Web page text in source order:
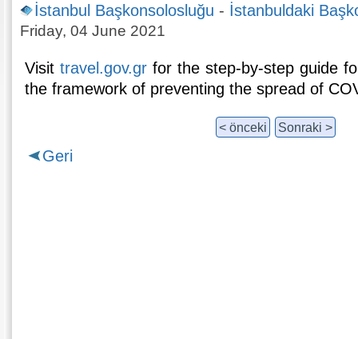
İstanbul Başkonsolosluğu - İstanbuldaki
Friday, 04 June 2021
Visittravel.gov.gr for the step-by-step guide
the framework of preventing the spread of
< önceki Sonraki >
Geri